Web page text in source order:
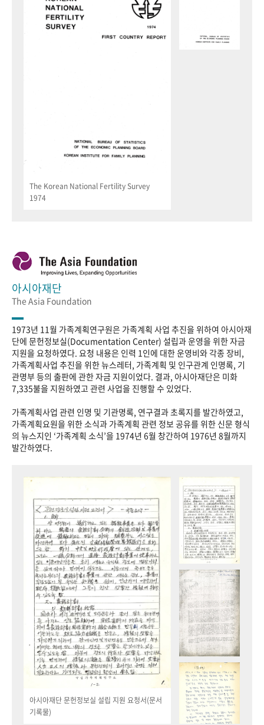
The Korean National Fertility Survey
1974
아시아재단
The Asia Foundation
1973년 11월 가족계획연구원은 가족계획 사업 추진을 위하여 아시아재
단에 문헌정보실(Documentation Center) 설립과 운영을 위한 자금
지원을 요청하였다. 요청 내용은 인력 1인에 대한 운영비와 각종 장비,
가족계획사업 추진을 위한 뉴스레터, 가족계획 및 인구관계 인명록, 기
관명부 등의 출판에 관한 자금 지원이었다. 결과, 아시아재단은 미화
7,335불을 지원하였고 관련 사업을 진행할 수 있었다.
가족계획사업 관련 인명 및 기관명록, 연구결과 초록지를 발간하였고,
가족계획요원을 위한 소식과 가족계획 관련 정보 공유를 위한 신문 형식
의 뉴스지인 ‘가족계획 소식’을 1974년 6월 창간하여 1976년 8월까지
발간하였다.
아시아재단 문헌정보실 설립 지원 요청서(문서
기록물)